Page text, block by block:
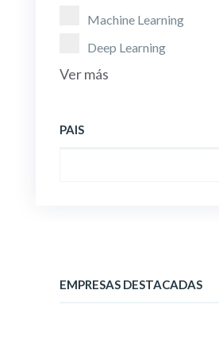
Machine Learning
Deep Learning
Ver más
PAIS
EMPRESAS DESTACADAS